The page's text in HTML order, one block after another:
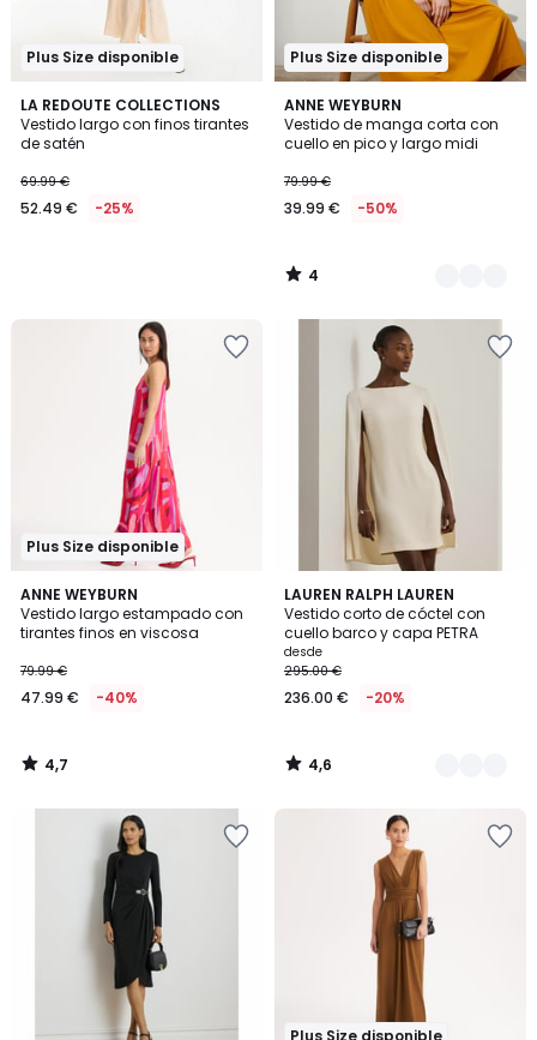
Plus Size disponible
LA REDOUTE COLLECTIONS
Vestido largo con finos tirantes
de satén
69.99 €
52.49 € -25%
Plus Size disponible
ANNE WEYBURN
Vestido de manga corta con
cuello en pico y largo midi
79.99 €
39.99 € -50%
4
/
5
2
Colores
4
/
Plus Size disponible
ANNE WEYBURN
Vestido largo estampado con
tirantes finos en viscosa
79.99 €
47.99 € -40%
4,7
/ 5
4,7
/
LAUREN RALPH LAUREN
Vestido corto de cóctel con
cuello barco y capa PETRA
desde
295.00 €
236.00 € -20%
4,6
/ 5
2
Colores
4,6
/
Plus Size disponible